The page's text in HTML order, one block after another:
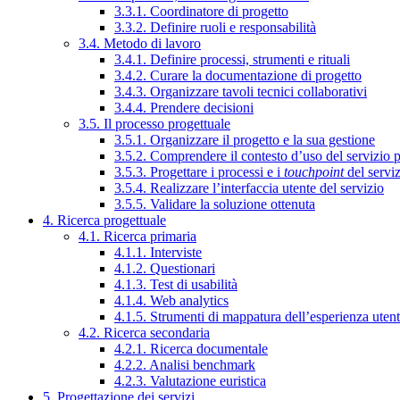
3.3.1. Coordinatore di progetto
3.3.2. Definire ruoli e responsabilità
3.4. Metodo di lavoro
3.4.1. Definire processi, strumenti e rituali
3.4.2. Curare la documentazione di progetto
3.4.3. Organizzare tavoli tecnici collaborativi
3.4.4. Prendere decisioni
3.5. Il processo progettuale
3.5.1. Organizzare il progetto e la sua gestione
3.5.2. Comprendere il contesto d’uso del servizio
3.5.3. Progettare i processi e i touchpointdel
3.5.4. Realizzare l’interfaccia utente del servizio
3.5.5. Validare la soluzione ottenuta
4. Ricerca progettuale
4.1. Ricerca primaria
4.1.1. Interviste
4.1.2. Questionari
4.1.3. Test di usabilità
4.1.4. Web analytics
4.1.5. Strumenti di mappatura dell’esperienza
4.2. Ricerca secondaria
4.2.1. Ricerca documentale
4.2.2. Analisi benchmark
4.2.3. Valutazione euristica
5. Progettazione dei servizi